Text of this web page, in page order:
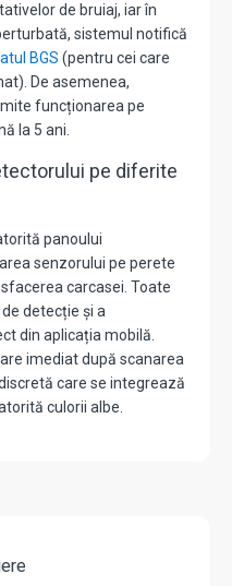
de bruiaj, iar în
sistemul notifică
BGS (pentru cei care
De asemenea,
funcționarea pe
la 5 ani.
pe diferite
panoului
senzorului pe perete
carcasei. Toate
detecție și a
din aplicația mobilă.
imediat după scanarea
care se integrează
culorii albe.